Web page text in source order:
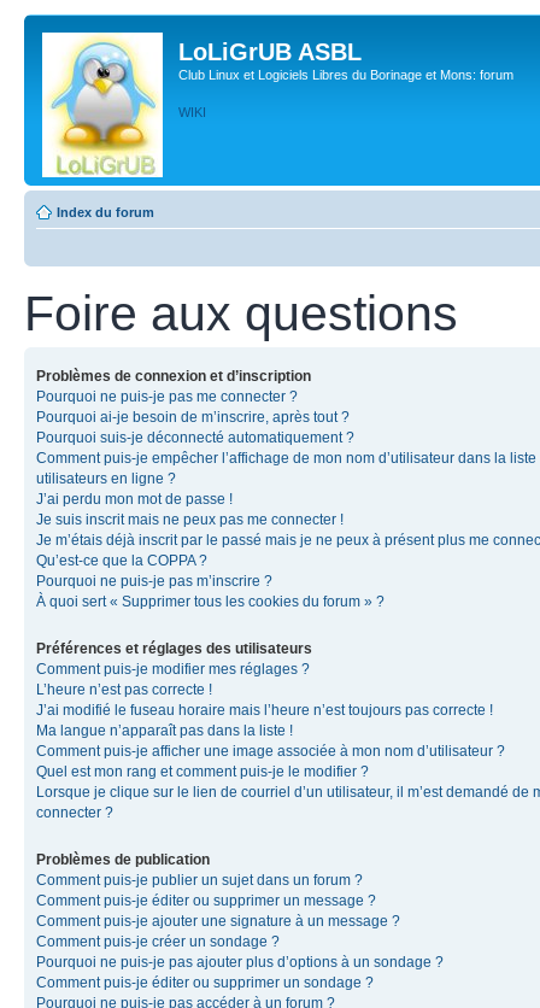
LoLiGrUB ASBL
Club Linux et Logiciels Libres du Borinage et Mons: forum
WIKI
Index du forum
Foire aux questions
Problèmes de connexion et d’inscription
Pourquoi ne puis-je pas me connecter ?
Pourquoi ai-je besoin de m’inscrire, après tout ?
Pourquoi suis-je déconnecté automatiquement ?
Comment puis-je empêcher l’affichage de mon nom d’utilisateur dans la liste
utilisateurs en ligne ?
J’ai perdu mon mot de passe !
Je suis inscrit mais ne peux pas me connecter !
Je m’étais déjà inscrit par le passé mais je ne peux à présent plus me
Qu’est-ce que la COPPA ?
Pourquoi ne puis-je pas m’inscrire ?
À quoi sert « Supprimer tous les cookies du forum » ?
Préférences et réglages des utilisateurs
Comment puis-je modifier mes réglages ?
L’heure n’est pas correcte !
J’ai modifié le fuseau horaire mais l’heure n’est toujours pas correcte !
Ma langue n’apparaît pas dans la liste !
Comment puis-je afficher une image associée à mon nom d’utilisateur ?
Quel est mon rang et comment puis-je le modifier ?
Lorsque je clique sur le lien de courriel d’un utilisateur, il m’est demandé de
connecter ?
Problèmes de publication
Comment puis-je publier un sujet dans un forum ?
Comment puis-je éditer ou supprimer un message ?
Comment puis-je ajouter une signature à un message ?
Comment puis-je créer un sondage ?
Pourquoi ne puis-je pas ajouter plus d’options à un sondage ?
Comment puis-je éditer ou supprimer un sondage ?
Pourquoi ne puis-je pas accéder à un forum ?